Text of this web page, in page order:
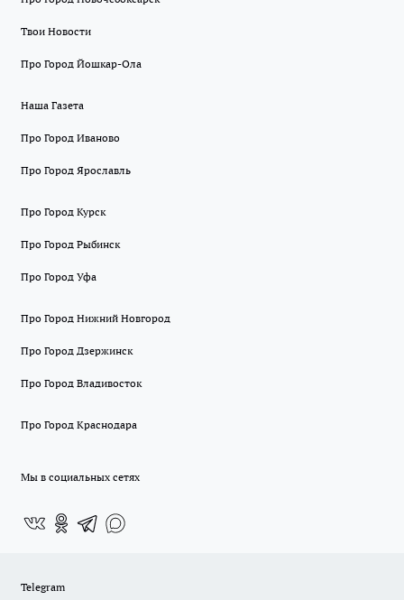
Твои Новости
Про Город Йошкар-Ола
Наша Газета
Про Город Иваново
Про Город Ярославль
Про Город Курск
Про Город Рыбинск
Про Город Уфа
Про Город Нижний Новгород
Про Город Дзержинск
Про Город Владивосток
Про Город Краснодара
Мы в социальных сетях
Telegram